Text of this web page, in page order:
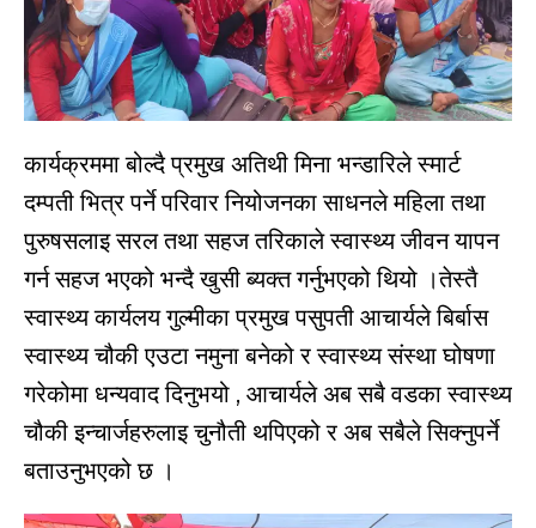
कार्यक्रममा बोल्दै प्रमुख अतिथी मिना भन्डारिले स्मार्ट
दम्पती भित्र पर्ने परिवार नियोजनका साधनले महिला तथा
पुरुषसलाइ सरल तथा सहज तरिकाले स्वास्थ्य जीवन यापन
गर्न सहज भएको भन्दै खुसी ब्यक्त गर्नुभएको थियो ।तेस्तै
स्वास्थ्य कार्यलय गुल्मीका प्रमुख पसुपती आचार्यले बिर्बास
स्वास्थ्य चौकी एउटा नमुना बनेको र स्वास्थ्य संस्था घोषणा
गरेकोमा धन्यवाद दिनुभयो , आचार्यले अब सबै वडका स्वास्थ्य
चौकी इन्चार्जहरुलाइ चुनौती थपिएको र अब सबैले सिक्नुपर्ने
बताउनुभएको छ ।